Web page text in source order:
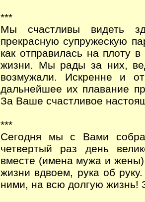
***
Мы счастливы видеть
прекрасную супружескую
как отправилась на плоту
жизни. Мы рады за них,
возмужали. Искренне и
дальнейшее их плавание
За Ваше счастливое
***
Сегодня мы с Вами
четвертый раз день
вместе (имена мужа и
жизни вдвоем, рука об
ними, на всю долгую жизнь!